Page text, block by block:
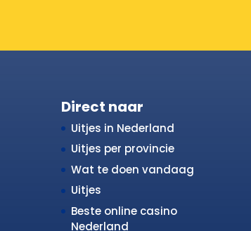
Direct naar
Uitjes in Nederland
Uitjes per provincie
Wat te doen vandaag
Uitjes
Beste online casino
Nederland